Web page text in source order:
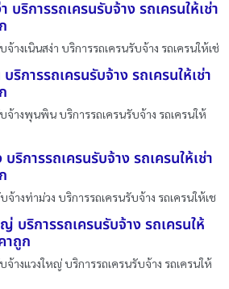
บริการรถเครนรับจ้าง รถเครนให้เช่า
างเนินสง่า บริการรถเครนรับจ้าง รถเครนให้เช่
การรถเครนรับจ้าง รถเครนให้เช่า
จ้างพุนพิน บริการรถเครนรับจ้าง รถเครนให้
ริการรถเครนรับจ้าง รถเครนให้เช่า
จ้างท่าม่วง บริการรถเครนรับจ้าง รถเครนให้เช
บริการรถเครนรับจ้าง รถเครนให้
าถูก
จ้างแวงใหญ่ บริการรถเครนรับจ้าง รถเครนให้